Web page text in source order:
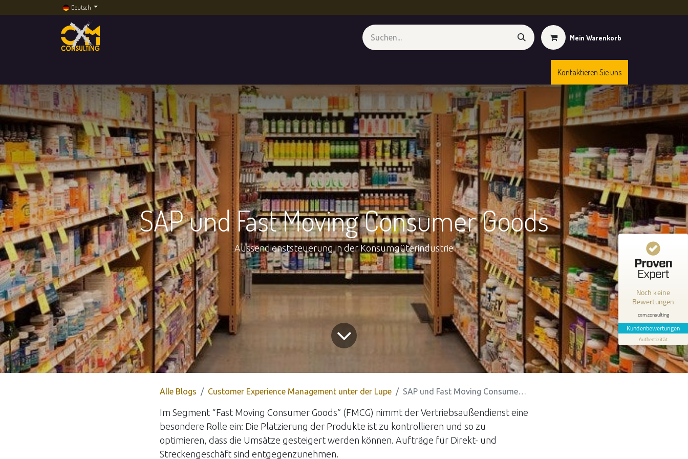
Deutsch
Mein Warenkorb
Kontaktieren Sie uns
SAP und Fast Moving Consumer Goods
Aussendienststeuerung in der Konsumgüterindustrie
Alle Blogs Customer Experience Management unter der Lupe SAP und Fast Moving Consumer Goods
Im Segment “Fast Moving Consumer Goods” (FMCG) nimmt der Vertriebsaußendienst eine
besondere Rolle ein: Die Platzierung der Produkte ist zu kontrollieren und so zu
optimieren, dass die Umsätze gesteigert werden können. Aufträge für Direkt- und
Streckengeschäft sind entgegenzunehmen.
Noch keine
Bewertungen
cxm.consulting
Kundenbewertungen
Authentizität
Kundenbewertungen und Erfahrungen zu
cxm.consulting
MANGELHAFT
0,00 / 5,00
Erfahren Sie mehr über dieses Bewertungssiegel
Profil ansehen